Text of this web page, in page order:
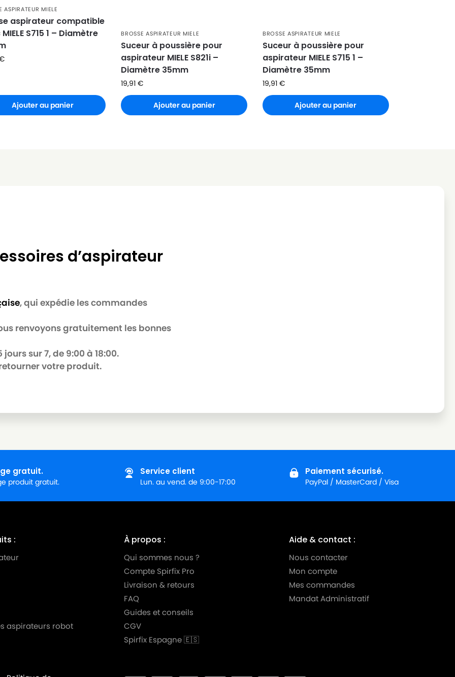
ASPIRATEUR MIELE
aspirateur compatible
S715 1 – Diamètre
Ajouter au panier
BROSSE ASPIRATEUR MIELE
Suceur à poussière pour
aspirateur MIELE S821i –
Diamètre 35mm
19,91€
Ajouter au panier
BROSSE ASPIRATEUR MIELE
Suceur à poussière pour
aspirateur MIELE S715 1 –
Diamètre 35mm
19,91€
Ajouter au panier
d’aspirateur
, qui expédie les commandes
renvoyons gratuitement les bonnes
sur 7, de 9:00 à 18:00.
votre produit.
gratuit.
produit gratuit.
Service client
Lun. au vend. de 9:00-17:00
Paiement sécurisé.
PayPal / MasterCard / Visa
:
aspirateurs robot
À propos :
Qui sommes nous ?
Compte Spirfix Pro
Livraison & retours
FAQ
Guides et conseils
CGV
Spirfix Espagne 🇪🇸
Aide & contact :
Nous contacter
Mon compte
Mes commandes
Mandat Administratif